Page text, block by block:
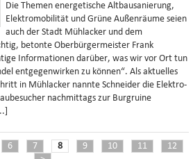
Die Themen energetische Altbausanierung,
Elektromobilität und Grüne Außenräume seien
auch der Stadt Mühlacker und dem
betonte Oberbürgermeister Frank
Informationen darüber, was wir vor Ort tun
entgegenwirken zu können“. Als aktuelles
in Mühlacker nannte Schneider die Elektro-
nachmittags zur Burgruine
6 7 8 9 10 11
12